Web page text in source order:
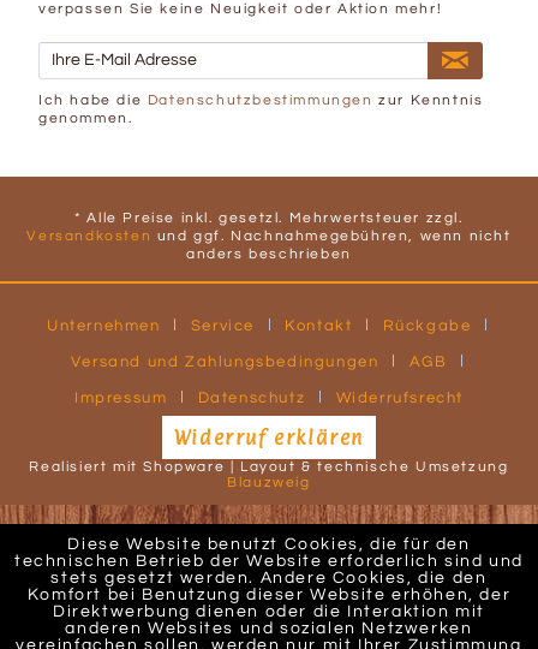
verpassen Sie keine Neuigkeit oder Aktion mehr!
Ich habe die Datenschutzbestimmungen zur Kenntnis
genommen.
* Alle Preise inkl. gesetzl. Mehrwertsteuer zzgl.
Versandkosten und ggf. Nachnahmegebühren, wenn nicht
anders beschrieben
Unternehmen Service Kontakt Rückgabe
Versand und Zahlungsbedingungen AGB
Impressum Datenschutz Widerrufsrecht
Widerruf erklären
Realisiert mit Shopware | Layout & technische Umsetzung
Blauzweig
Diese Website benutzt Cookies, die für den
technischen Betrieb der Website erforderlich sind und
stets gesetzt werden. Andere Cookies, die den
Komfort bei Benutzung dieser Website erhöhen, der
Direktwerbung dienen oder die Interaktion mit
anderen Websites und sozialen Netzwerken
vereinfachen sollen, werden nur mit Ihrer Zustimmung